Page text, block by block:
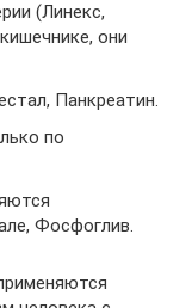
(Линекс,
они
Панкреатин.
по
Фосфоглив.